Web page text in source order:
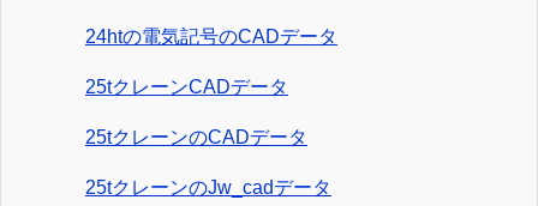
24htの電気記号のCADデータ
25tクレーンCADデータ
25tクレーンのCADデータ
25tクレーンのJw_cadデータ